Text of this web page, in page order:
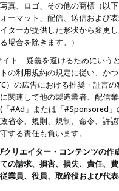
真、ロゴ、その他の商標（以
ーマット、配信、送信および
ターが提供した形状から変更
場合を除きます。）
ト 疑義を避けるためにいう
の利用規約の規定に従い、か
）の広告における推奨・証言
関連して他の製造業者、配信
#Ad」または「#Sponsored
省令、規則、規制、命令、許
する責任も負います。
リエイター・コンテンツの
の請求、損害、損失、責任、
業員、役員、取締役および代